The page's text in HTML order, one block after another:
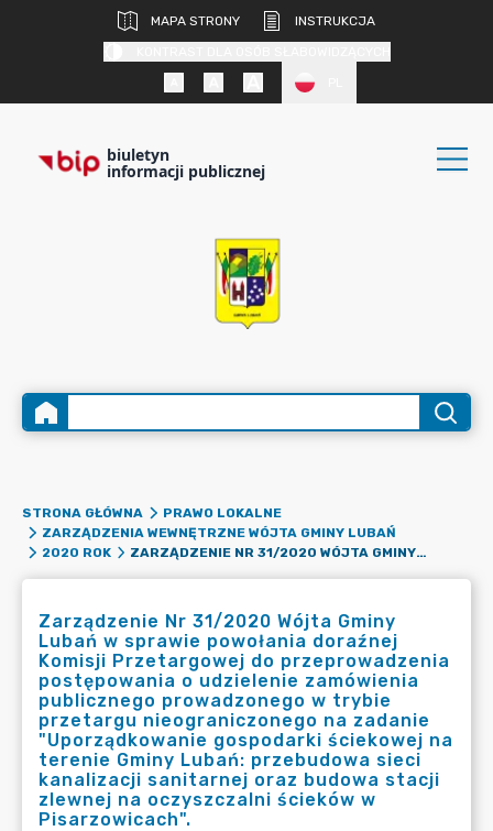
MAPA STRONY
INSTRUKCJA
biuletyn
informacji publicznej
STRONA GŁÓWNA
PRAWO LOKALNE
ZARZĄDZENIA WEWNĘTRZNE WÓJTA GMINY LUBAŃ
2020 ROK
ZARZĄDZENIE NR 31/2020 WÓJTA GMINY LUBAŃ W SPRAWIE POWOŁANIA DORAŹNEJ KOMISJI PRZETARGOWEJ DO PRZEPROWADZENIA POSTĘPOWANIA O UDZIELENIE ZAMÓWIENIA PUBLICZNEGO PROWADZONEGO W TRYBIE PRZETARGU NIEOGRANICZONEGO NA ZADANIE "UPORZĄDKOWANIE GOSPODARKI ŚCIEKOWEJ NA TERENIE GMINY LUBAŃ: PRZEBUDOWA SIECI KANALIZACJI SANITARNEJ ORAZ BUDOWA STACJI ZLEWNEJ NA OCZYSZCZALNI ŚCIEKÓW W PISARZOWICACH".
Zarządzenie Nr 31/2020 Wójta Gminy
Lubań w sprawie powołania doraźnej
Komisji Przetargowej do przeprowadzenia
postępowania o udzielenie zamówienia
publicznego prowadzonego w trybie
przetargu nieograniczonego na zadanie
"Uporządkowanie gospodarki ściekowej na
terenie Gminy Lubań: przebudowa sieci
kanalizacji sanitarnej oraz budowa stacji
zlewnej na oczyszczalni ścieków w
Pisarzowicach".